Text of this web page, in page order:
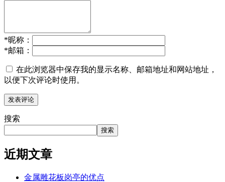
*昵称：
*邮箱：
在此浏览器中保存我的显示名称、邮箱地址和网站地址，
以便下次评论时使用。
搜索
搜索
近期文章
金属雕花板岗亭的优点